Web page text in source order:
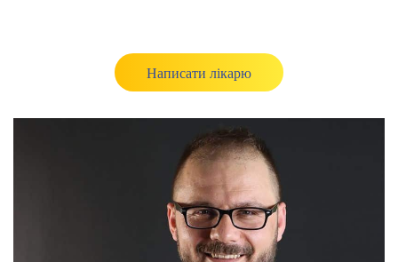
Написати лікарю